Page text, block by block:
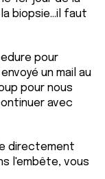
biopsie...il faut
pour
un mail au
pour nous
avec
directement
l'embête, vous